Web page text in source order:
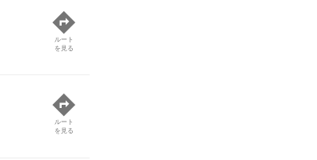
ルート
を見る
ルート
を見る